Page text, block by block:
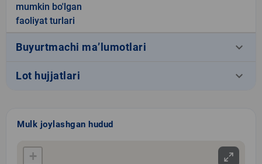
mumkin bo'lgan
faoliyat turlari
Buyurtmachi ma’lumotlari keyboard_arrow_down
Lot hujjatlari keyboard_arrow_down
Mulk joylashgan hudud
+